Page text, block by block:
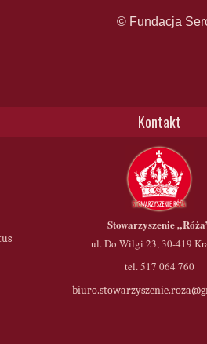
© Fundacja
Kontakt
Stowarzyszenie
ul. Do Wilgi 23, 30-419
tel. 517 064 760